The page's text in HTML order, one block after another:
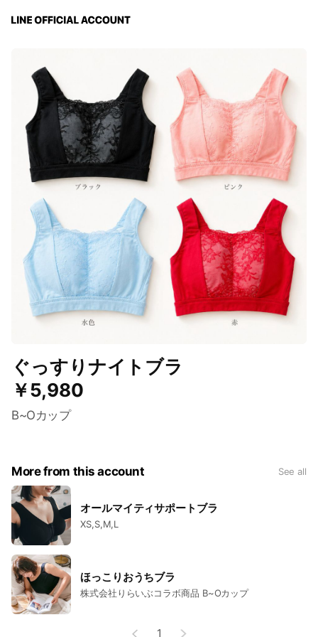
ぐっすりナイトブラ
￥5,980
B~Oカップ
More from this account See all
オールマイティサポートブラ
XS,S,M,L
ほっこりおうちブラ
株式会社りらいぶコラボ商品 B~Oカップ
1